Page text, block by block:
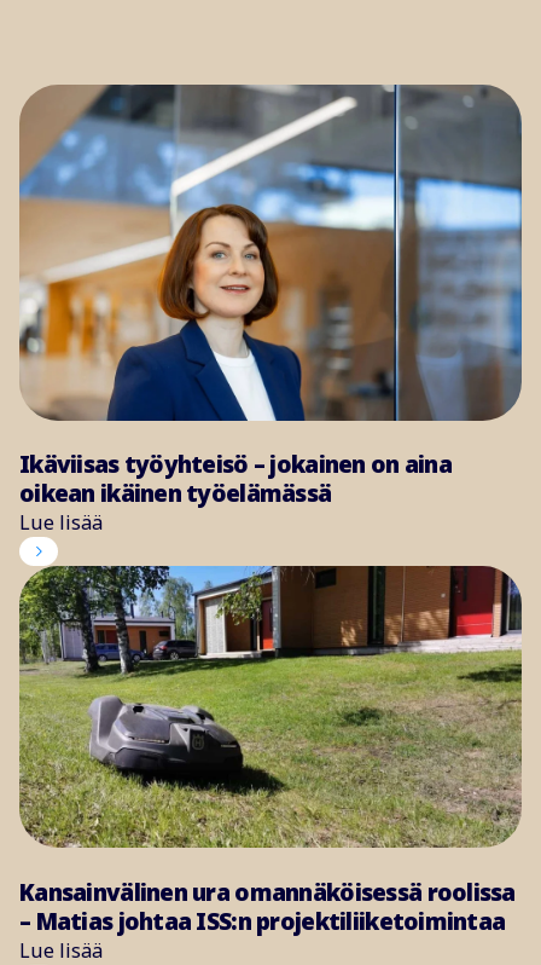
Ikäviisas työyhteisö – jokainen on aina
oikean ikäinen työelämässä
Lue lisää
Kansainvälinen ura omannäköisessä roolissa
– Matias johtaa ISS:n projektiliiketoimintaa
Lue lisää